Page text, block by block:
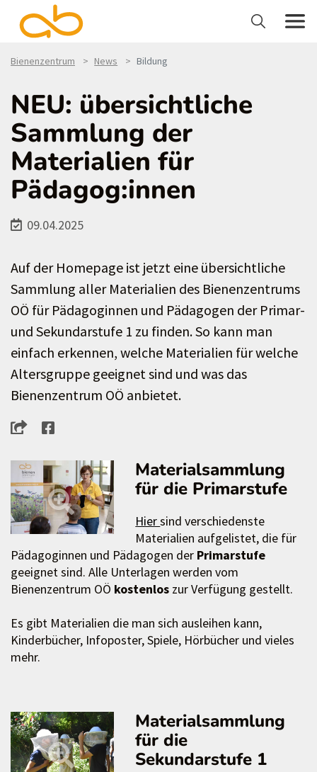
Bienenzentrum News Bildung
NEU: übersichtliche
Sammlung der
Materialien für
Pädagog:innen
09.04.2025
Auf der Homepage ist jetzt eine übersichtliche
Sammlung aller Materialien des Bienenzentrums
OÖ für Pädagoginnen und Pädagogen der Primar-
und Sekundarstufe 1 zu finden. So kann man
einfach erkennen, welche Materialien für welche
Altersgruppe geeignet sind und was das
Bienenzentrum OÖ anbietet.
Materialsammlung
für die Primarstufe
Hiersind verschiedenste
Materialien aufgelistet, die für
Pädagoginnen und Pädagogen der Primarstufe
geeignet sind. Alle Unterlagen werden vom
Bienenzentrum OÖ kostenlos zur Verfügung gestellt.
Es gibt Materialien die man sich ausleihen kann,
Kinderbücher, Infoposter, Spiele, Hörbücher und vieles
mehr.
Materialsammlung
für die
Sekundarstufe 1